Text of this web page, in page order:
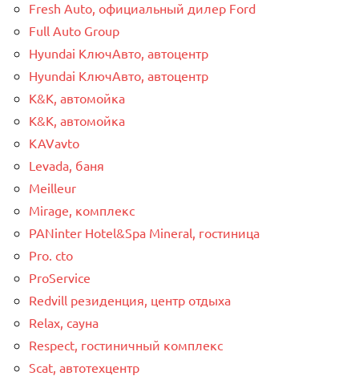
Fresh Auto, официальный дилер Ford
Full Auto Group
Hyundai КлючАвто, автоцентр
Hyundai КлючАвто, автоцентр
K&K, автомойка
K&K, автомойка
KAVavto
Levada, баня
Meilleur
Mirage, комплекс
PANinter Hotel&Spa Mineral, гостиница
Pro. cto
ProService
Redvill pезиденция, центр отдыха
Relax, сауна
Respect, гостиничный комплекс
Scat, автотехцентр